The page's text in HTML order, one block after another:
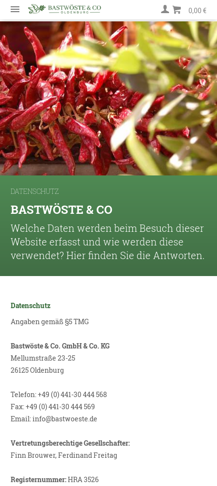
0,00 €
DATENSCHUTZ
BASTWÖSTE & CO
Welche Daten werden beim Besuch dieser
Website erfasst und wie werden diese
verwendet? Hier finden Sie die Antworten.
Datenschutz
Angaben gemäß §5 TMG
Bastwöste & Co. GmbH & Co. KG
Mellumstraße 23-25
26125 Oldenburg
Telefon: +49 (0) 441-30 444 568
Fax: +49 (0) 441-30 444 569
Email:info@bastwoeste.de
Vertretungsberechtige Gesellschafter:
Finn Brouwer, Ferdinand Freitag
Registernummer:HRA 3526